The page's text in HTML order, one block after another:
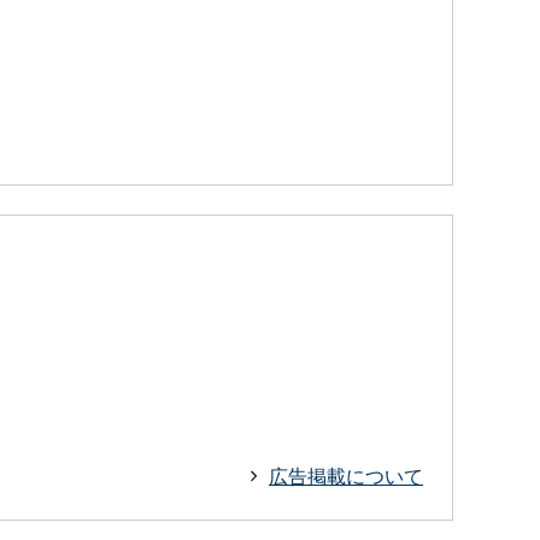
広告掲載について